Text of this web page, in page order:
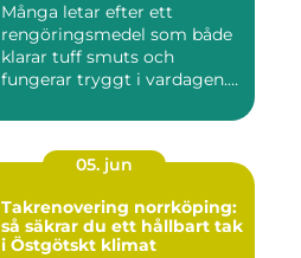
Många letar efter ett
rengöringsmedel som både
klarar tuff smuts och
fungerar tryggt i vardagen.
05. jun
Takrenovering norrköping:
så säkrar du ett hållbart tak
i Östgötskt klimat